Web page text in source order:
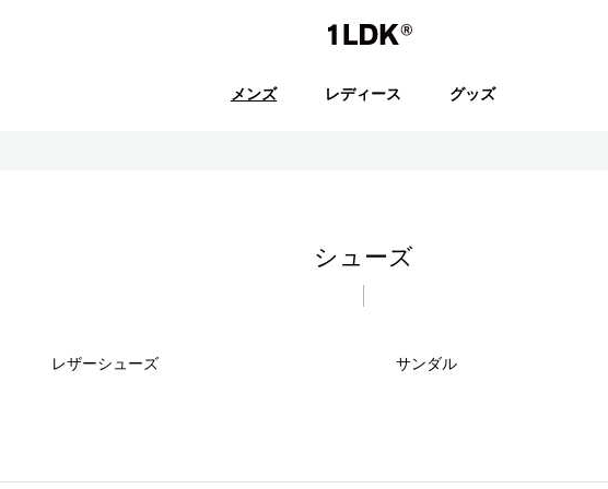
メンズ レディース
グッズ
シューズ
レザーシューズ サンダル